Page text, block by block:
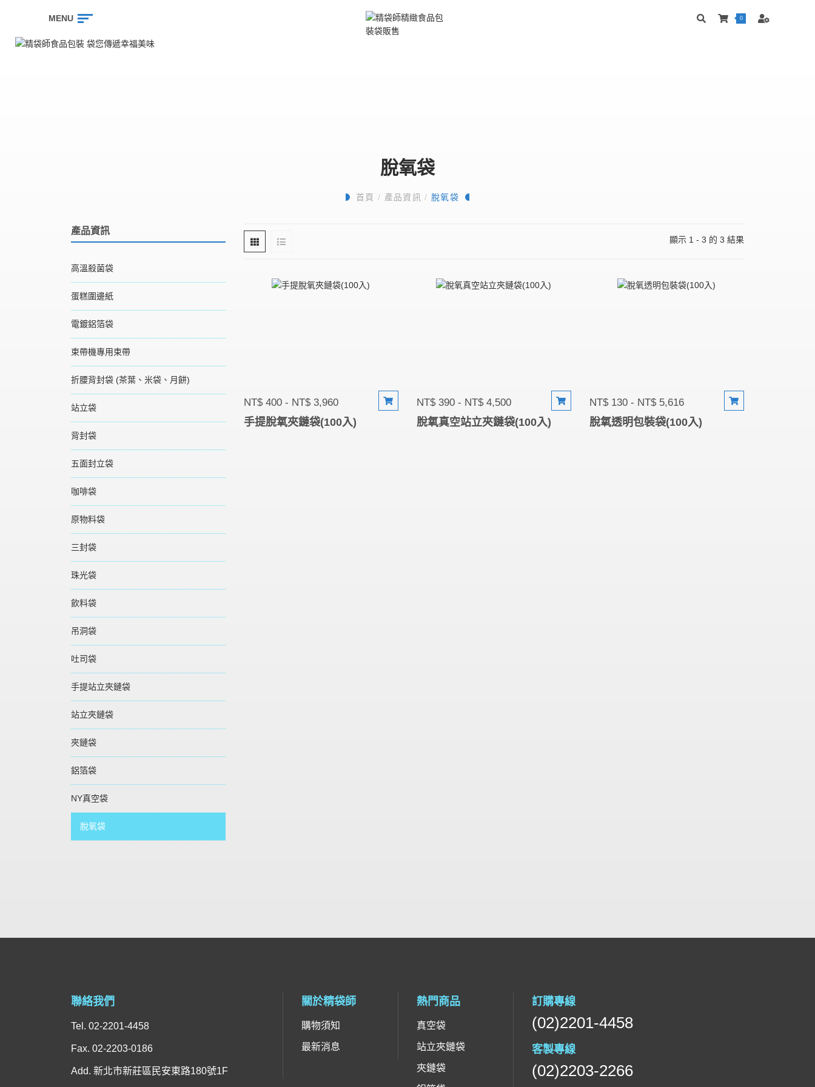
MENU 0
脫氧袋
首頁 / 產品資訊/ 脫氧袋
產品資訊
高溫殺菌袋
蛋糕圍邊紙
電鍍鋁箔袋
束帶機專用束帶
折腰背封袋 (茶葉、米袋、月餅)
站立袋
背封袋
五面封立袋
咖啡袋
原物料袋
三封袋
珠光袋
飲料袋
吊洞袋
吐司袋
手提站立夾鏈袋
站立夾鏈袋
夾鏈袋
鋁箔袋
NY真空袋
脫氧袋
顯示 1 - 3 的 3 結果
NT$ 400 - NT$ 3,960
手提脫氧夾鏈袋(100入)
NT$ 390 - NT$ 4,500
脫氧真空站立夾鏈袋(100入)
NT$ 130 - NT$ 5,616
脫氧透明包裝袋(100入)
聯絡我們
Tel. 02-2201-4458
Fax. 02-2203-0186
Add. 新北市新莊區民安東路180號1F
關於精袋師
購物須知
最新消息
熱門商品
真空袋
站立夾鏈袋
夾鏈袋
訂購專線
(02)2201-4458
客製專線
(02)2203-2266